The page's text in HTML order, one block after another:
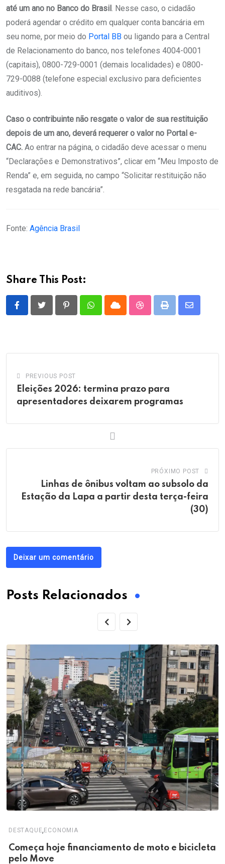
até um ano no Banco do Brasil. Nesse caso, o cidadão
poderá agendar o crédito em qualquer conta bancária em
seu nome, por meio do Portal BB ou ligando para a Central
de Relacionamento do banco, nos telefones 4004-0001
(capitais), 0800-729-0001 (demais localidades) e 0800-
729-0088 (telefone especial exclusivo para deficientes
auditivos).
Caso o contribuinte não resgate o valor de sua restituição
depois de um ano, deverá requerer o valor no Portal e-
CAC. Ao entrar na página, o cidadão deve acessar o menu
“Declarações e Demonstrativos”, clicar em “Meu Imposto de
Renda” e, em seguida, no campo “Solicitar restituição não
resgatada na rede bancária”.
Fonte: Agência Brasil
Share This Post:
PinterestWhatsappCloud StumbleUpon
Print
Share
PREVIOUS POST
Eleições 2026: termina prazo para
apresentadores deixarem programas
PRÓXIMO POST
Linhas de ônibus voltam ao subsolo da
Estação da Lapa a partir desta terça-feira
(30)
Deixar um comentário
Posts Relacionados
DESTAQUE, ECONOMIA
Começa hoje financiamento de moto e bicicleta
pelo Move